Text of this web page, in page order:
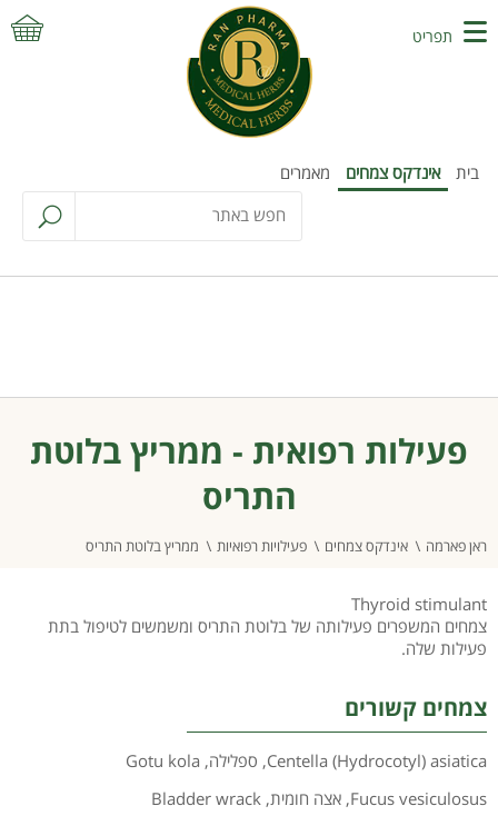
בית אינדקס צמחים מאמרים
תפריט
פעילות רפואית - ממריץ בלוטת
התריס
ראן פארמה אינדקס צמחים פעילויות רפואיות ממריץ בלוטת התריס
Thyroid stimulant
צמחים המשפרים פעילותה של בלוטת התריס ומשמשים לטיפול בתת
פעילות שלה.
צמחים קשורים
Centella (Hydrocotyl) asiatica
, ספלילה,
Gotu kola
Fucus vesiculosus
, אצה חומית,
Bladder wrack